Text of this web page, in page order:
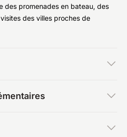
des promenades en bateau, des
des villes proches de